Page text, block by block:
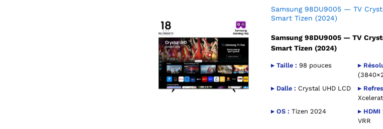
Samsung 98DU9005 — TV
Smart Tizen (2024)
Samsung 98DU9005 — TV
Smart Tizen (2024)
▸ Taille : 98 pouces ▸
▸ Dalle : Crystal UHD LCD ▸
▸ OS : Tizen 2024 ▸ HDMI
VRR